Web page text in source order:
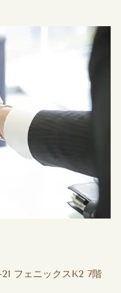
フェニックスK2 7階